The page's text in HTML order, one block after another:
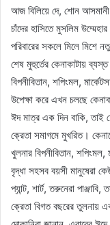
আজ বিলিয়ে দে, শোন আসমানী
চাঁদের হাসিতে মুসলিম
পরিবারের সকলে মিলে মিশে
শেষ মুহুর্তের কেনাকাটায়
বিপনীবিতান, শপিংমল,
উপেক্ষা করে এখন চলছে
ঈদ মাত্র এক দিন বাকি, তাই
ক্রেতা সমাগমে মুখরিত।
খুলনার বিপনীবিতান,
বৃদ্ধা সহসব বয়সী মানুষেরা
প্যান্ট, শার্ট, তরুনেরা
ক্রেতা বিগত বছরের তুলনায়